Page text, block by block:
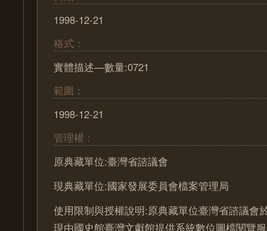
1998-12-21
格式：
實體描述—數量:0721
範圍：
1998-12-21
管理權：
原典藏單位:臺灣省諮議會
現典藏單位:國家發展委員會檔案管理局
使用限制與授權說明:原典藏單位臺灣省諮議會
現由國史館臺灣文獻館提供系統數位圖檔閱覽